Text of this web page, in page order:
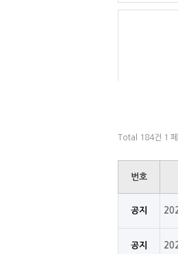
Total 184건 1
번호
공지
공지